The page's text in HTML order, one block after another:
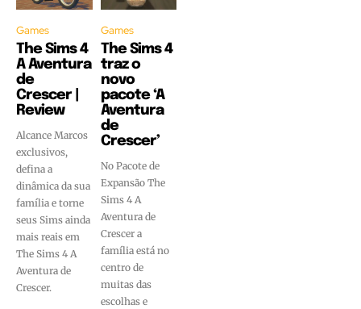
Games
The Sims 4
A Aventura
de
Crescer |
Review
Alcance Marcos
exclusivos,
defina a
dinâmica da sua
família e torne
seus Sims ainda
mais reais em
The Sims 4 A
Aventura de
Crescer.
Games
The Sims 4
traz o
novo
pacote ‘A
Aventura
de
Crescer’
No Pacote de
Expansão The
Sims 4 A
Aventura de
Crescer a
família está no
centro de
muitas das
escolhas e